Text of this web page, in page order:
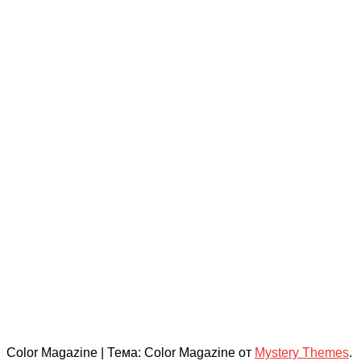
Color Magazine Тема: Color Magazine от Mystery Themes.